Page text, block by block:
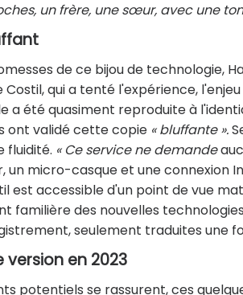
un frère, une sœur, avec une
de ce bijou de technologie,
Costil, qui a tenté l'expérience,
a été quasiment reproduite à
ont validé cette copie « bluffante ».
fluidité. « Ce service ne demande
un micro-casque et une connexion
est accessible d'un point de vue
familière des nouvelles
seulement traduites une
version en 2023
potentiels se rassurent, ces